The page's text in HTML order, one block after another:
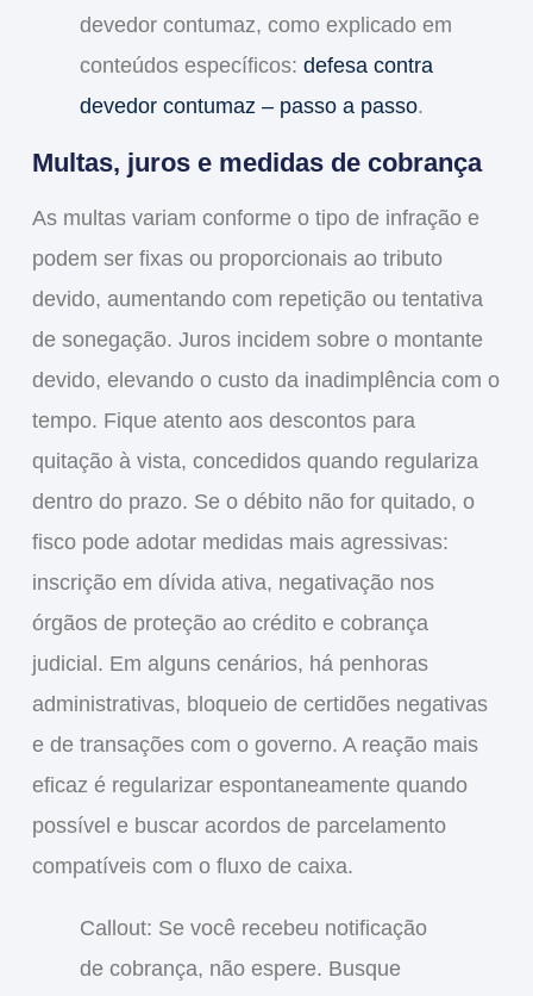
devedor contumaz, como explicado em
conteúdos específicos: defesa contra
devedor contumaz – passo a passo.
Multas, juros e medidas de cobrança
As multas variam conforme o tipo de infração e
podem ser fixas ou proporcionais ao tributo
devido, aumentando com repetição ou tentativa
de sonegação. Juros incidem sobre o montante
devido, elevando o custo da inadimplência com o
tempo. Fique atento aos descontos para
quitação à vista, concedidos quando regulariza
dentro do prazo. Se o débito não for quitado, o
fisco pode adotar medidas mais agressivas:
inscrição em dívida ativa, negativação nos
órgãos de proteção ao crédito e cobrança
judicial. Em alguns cenários, há penhoras
administrativas, bloqueio de certidões negativas
e de transações com o governo. A reação mais
eficaz é regularizar espontaneamente quando
possível e buscar acordos de parcelamento
compatíveis com o fluxo de caixa.
Callout: Se você recebeu notificação
de cobrança, não espere. Busque